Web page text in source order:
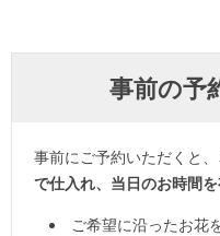
事前の予
事前にご予約いただくと、
で仕入れ、当日のお時間
ご希望に沿ったお花